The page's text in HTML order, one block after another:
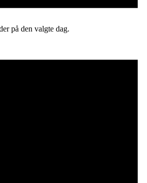
på den valgte dag.